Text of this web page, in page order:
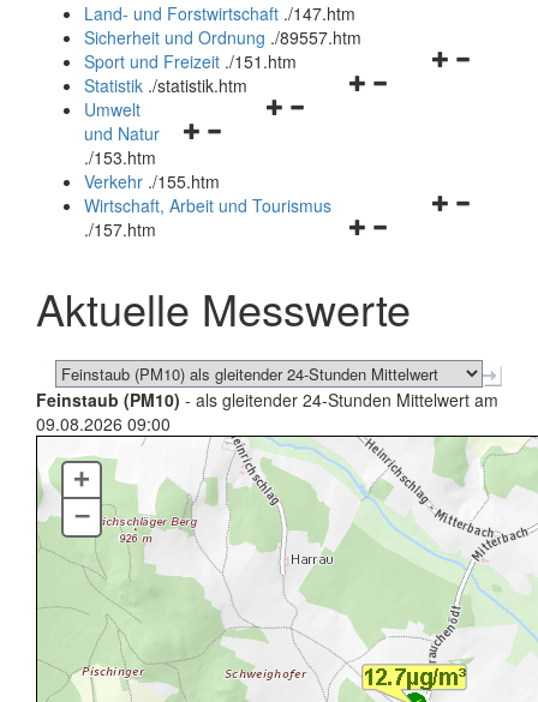
und
schließen
Land- und Forstwirtschaft ./147.htm
Sicherheit und Ordnung ./89557.htm
Navigationsmenü
Sport und Freizeit ./151.htm
Navigationsmenü
Statistik ./statistik.htm
Navigationsmenü
und
schließen
Umwelt
und Natur
./153.htm
Verkehr ./155.htm
Navigationsmenü
schließen
Wirtschaft, Arbeit und Tourismus
./157.htm
Aktuelle Messwerte
Feinstaub (PM10) - als gleitender 24-Stunden Mittelwert am
09.08.2026 09:00
+
–